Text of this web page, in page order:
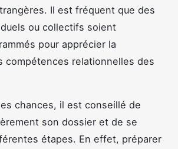
Il est fréquent que des
ou collectifs soient
pour apprécier la
compétences relationnelles des
chances, il est conseillé de
son dossier et de se
étapes. En effet, préparer